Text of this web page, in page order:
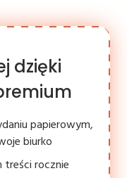
dzięki
papierowym,
biurko
rocznie